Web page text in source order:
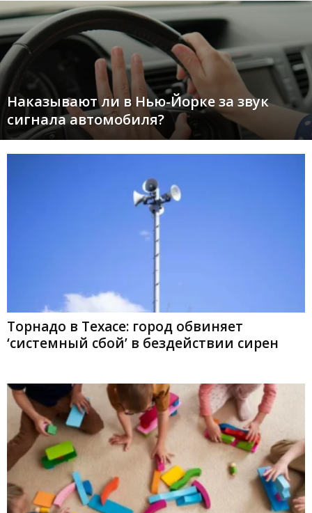
Наказывают ли в Нью-Йорке за звук
сигнала автомобиля?
Торнадо в Техасе: город обвиняет
‘системный сбой’ в бездействии сирен